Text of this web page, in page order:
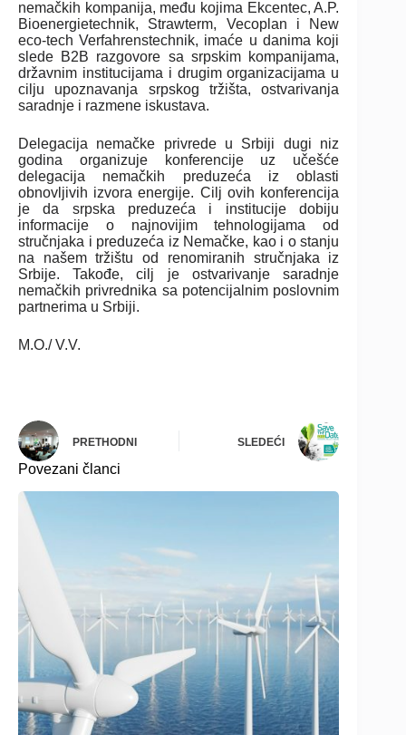
nemačkih kompanija, među kojima Ekcentec, A.P.
Bioenergietechnik, Strawterm, Vecoplan i New
eco-tech Verfahrenstechnik, imaće u danima koji
slede B2B razgovore sa srpskim kompanijama,
državnim institucijama i drugim organizacijama u
cilju upoznavanja srpskog tržišta, ostvarivanja
saradnje i razmene iskustava.
Delegacija nemačke privrede u Srbiji dugi niz
godina organizuje konferencije uz učešće
delegacija nemačkih preduzeća iz oblasti
obnovljivih izvora energije. Cilj ovih konferencija
je da srpska preduzeća i institucije dobiju
informacije o najnovijim tehnologijama od
stručnjaka i preduzeća iz Nemačke, kao i o stanju
na našem tržištu od renomiranih stručnjaka iz
Srbije. Takođe, cilj je ostvarivanje saradnje
nemačkih privrednika sa potencijalnim poslovnim
partnerima u Srbiji.
M.O./ V.V.
PRETHODNI SLEDEĆI
Povezani članci